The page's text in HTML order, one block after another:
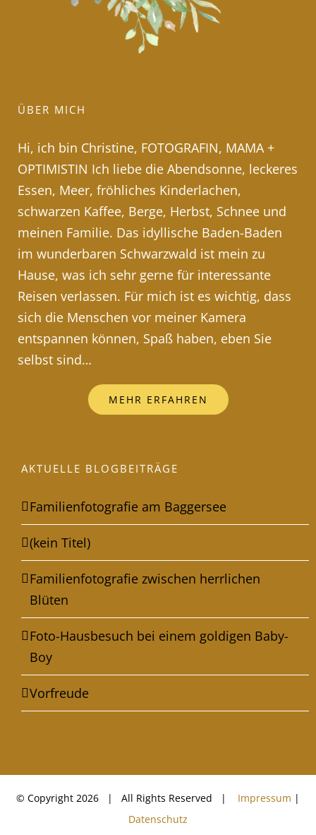
ÜBER MICH
Hi, ich bin Christine, FOTOGRAFIN, MAMA +
OPTIMISTIN Ich liebe die Abendsonne, leckeres
Essen, Meer, fröhliches Kinderlachen,
schwarzen Kaffee, Berge, Herbst, Schnee und
meinen Familie. Das idyllische Baden-Baden
im wunderbaren Schwarzwald ist mein zu
Hause, was ich sehr gerne für interessante
Reisen verlassen. Für mich ist es wichtig, dass
sich die Menschen vor meiner Kamera
entspannen können, Spaß haben, eben Sie
selbst sind…
MEHR ERFAHREN
AKTUELLE BLOGBEITRÄGE
Familienfotografie am Baggersee
(kein Titel)
Familienfotografie zwischen herrlichen
Blüten
Foto-Hausbesuch bei einem goldigen Baby-
Boy
Vorfreude
© Copyright 2026 | All Rights Reserved | Impressum |
Datenschutz